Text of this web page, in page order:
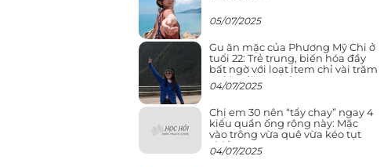
05/07/2025
Gu ăn mặc của Phương Mỹ Chi ở
tuổi 22: Trẻ trung, biến hóa đầy
bất ngờ với loạt item chỉ vài trăm
nghìn đã mua được
04/07/2025
Chị em 30 nên “tẩy chay” ngay 4
kiểu quần ống rộng này: Mặc
vào trông vừa quê vừa kéo tụt
chiều cao
04/07/2025